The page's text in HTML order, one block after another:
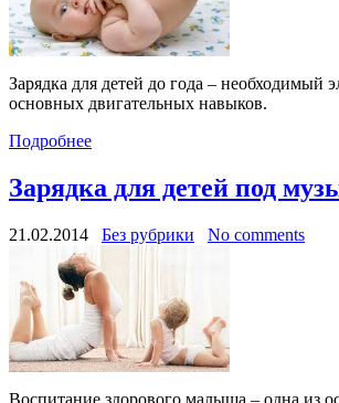
Зарядка для детей до года –
основных двигательных навыков.
Подробнее
Зарядка для детей под
21.02.2014 Без рубрики No comments
Воспитание здорового малыша – одна из